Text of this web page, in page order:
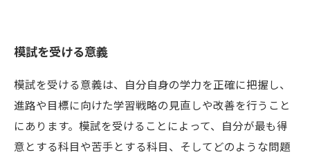
模試を受ける意義
模試を受ける意義は、自分自身の学力を正確に把握し、
進路や目標に向けた学習戦略の見直しや改善を行うこと
にあります。模試を受けることによって、自分が最も得
意とする科目や苦手とする科目、そしてどのような問題